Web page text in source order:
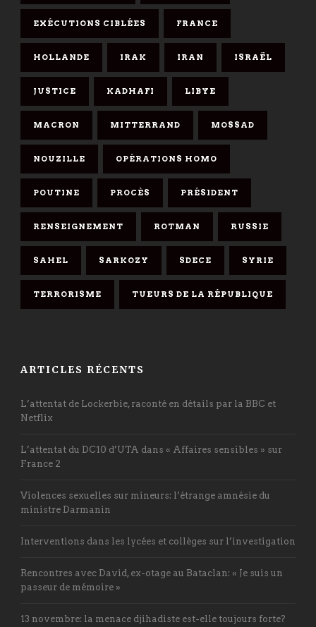
EXÉCUTIONS CIBLÉES FRANCE
HOLLANDE IRAK IRAN ISRAËL
JUSTICE KADHAFI LIBYE
MACRON MITTERRAND MOSSAD
NOUZILLE OPÉRATIONS HOMO
POUTINE PROCÈS PRÉSIDENT
RENSEIGNEMENT ROTMAN RUSSIE
SAHEL SARKOZY SDECE SYRIE
TERRORISME TUEURS DE LA RÉPUBLIQUE
ARTICLES RÉCENTS
L’attentat de Lockerbie, raconté en détails par la BBC et
Netflix
L’attentat du DC10 d’UTA dans « Affaires sensibles » sur
France 2
Violences sexuelles sur mineurs: l’étrange amnésie du
ministre Darmanin
Interventions dans les lycées et collèges sur l’investigation
Rencontres avec David, ex-otage au Bataclan: « Je suis un
passeur de mémoire »
13 novembre: la menace djihadiste est-elle toujours forte?